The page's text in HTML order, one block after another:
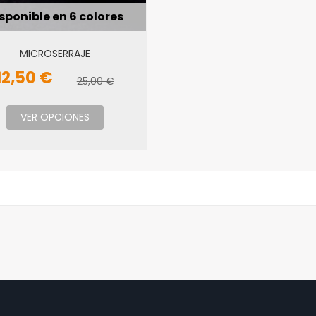
en 6 colores
MICROSERRAJE
€ 25,00 €
VER OPCIONES